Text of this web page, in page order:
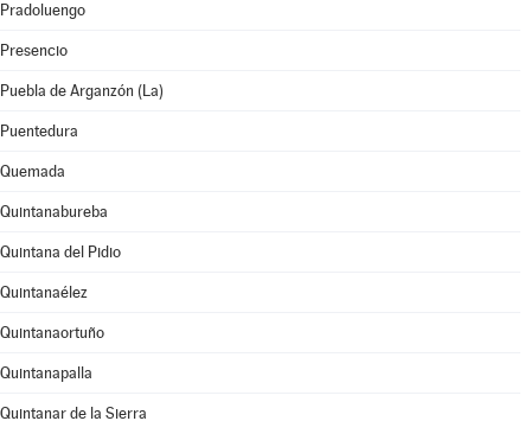
Pradoluengo
Presencio
Puebla de Arganzón (La)
Puentedura
Quemada
Quintanabureba
Quintana del Pidio
Quintanaélez
Quintanaortuño
Quintanapalla
Quintanar de la Sierra